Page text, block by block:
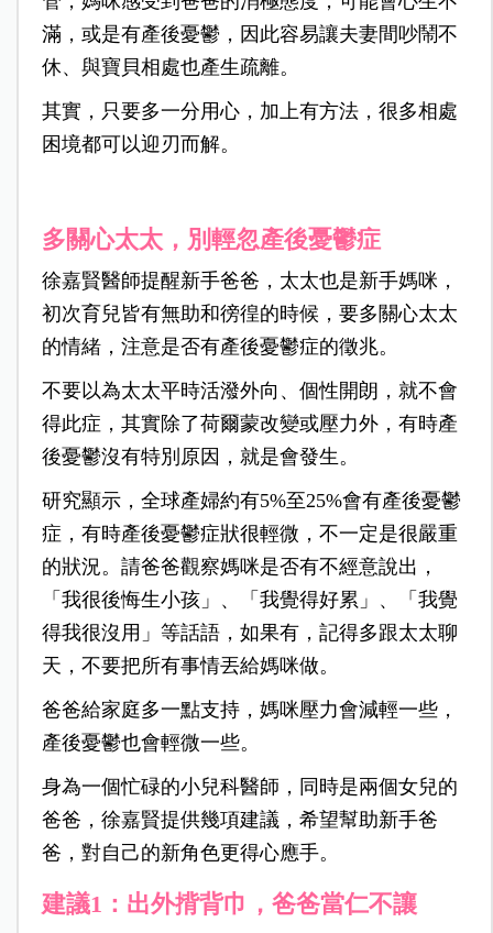
滿，或是有產後憂鬱，因此容易讓夫妻間吵鬧不
休、與寶貝相處也產生疏離。
其實，只要多一分用心，加上有方法，很多相處
困境都可以迎刃而解。
多關心太太，別輕忽產後憂鬱症
徐嘉賢醫師提醒新手爸爸，太太也是新手媽咪，
初次育兒皆有無助和徬徨的時候，要多關心太太
的情緒，注意是否有產後憂鬱症的徵兆。
不要以為太太平時活潑外向、個性開朗，就不會
得此症，其實除了荷爾蒙改變或壓力外，有時產
後憂鬱沒有特別原因，就是會發生。
研究顯示，全球產婦約有5%至25%會有產後憂鬱
症，有時產後憂鬱症狀很輕微，不一定是很嚴重
的狀況。請爸爸觀察媽咪是否有不經意說出，
「我很後悔生小孩」、「我覺得好累」、「我覺
得我很沒用」等話語，如果有，記得多跟太太聊
天，不要把所有事情丟給媽咪做。
爸爸給家庭多一點支持，媽咪壓力會減輕一些，
產後憂鬱也會輕微一些。
身為一個忙碌的小兒科醫師，同時是兩個女兒的
爸爸，徐嘉賢提供幾項建議，希望幫助新手爸
爸，對自己的新角色更得心應手。
建議1：出外揹背巾，爸爸當仁不讓